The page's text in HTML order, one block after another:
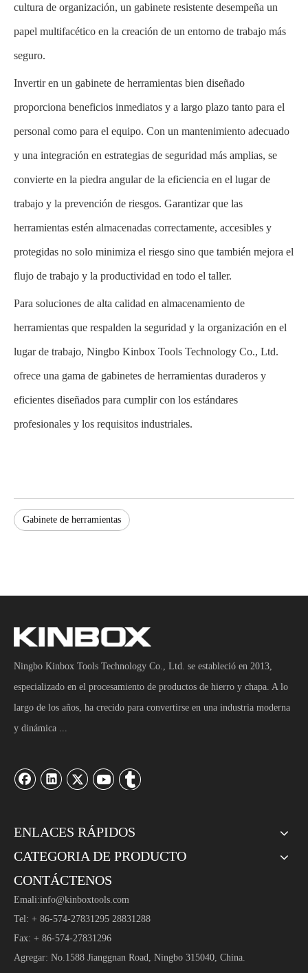
cultura de organización, un gabinete resistente desempeña un
papel multifacético en la creación de un entorno de trabajo más
seguro.
Invertir en un gabinete de herramientas bien diseñado
proporciona beneficios inmediatos y a largo plazo tanto para el
personal como para el equipo. Con un mantenimiento adecuado
y una integración en estrategias de seguridad más amplias, se
convierte en la piedra angular de la eficiencia en el lugar de
trabajo y la prevención de riesgos. Garantizar que las
herramientas estén almacenadas correctamente, accesibles y
protegidas no solo minimiza el riesgo sino que también mejora el
flujo de trabajo y la productividad en todo el taller.
Para soluciones de alta calidad en almacenamiento de
herramientas que respalden la seguridad y la organización en el
lugar de trabajo, Ningbo Kinbox Tools Technology Co., Ltd.
ofrece una gama de gabinetes de herramientas duraderos y
eficientes diseñados para cumplir con los estándares
profesionales y los requisitos industriales.
Gabinete de herramientas
Ningbo Kinbox Tools Technology Co., Ltd. se estableció en 2013,
especializado en el procesamiento de productos de hierro y chapa. A lo
largo de los años, ha crecido para convertirse en una industria moderna
y dinámica ...
ENLACES RÁPIDOS
CATEGORIA DE PRODUCTO
CONTÁCTENOS
Emali:info@kinboxtools.com
Tel: + 86-574-27831295 28831288
Fax: + 86-574-27831296
Agregar: No.1588 Jianggnan Road, Ningbo 315040, China.